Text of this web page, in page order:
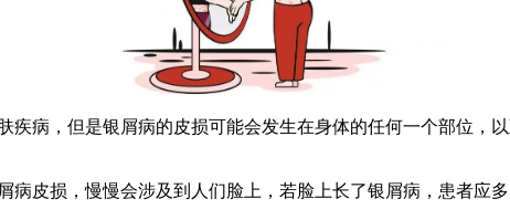
疾病，但是银屑病的皮损可能会发生在身体的任何一个部位，
损，慢慢会涉及到人们脸上，若脸上长了银屑病，患者应多